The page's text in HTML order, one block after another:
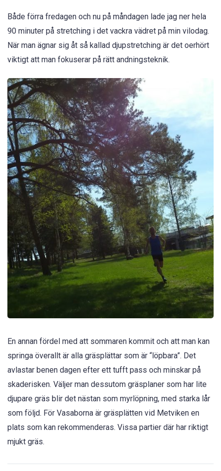
Både förra fredagen och nu på måndagen lade jag ner hela
90 minuter på stretching i det vackra vädret på min vilodag.
När man ägnar sig åt så kallad djupstretching är det oerhört
viktigt att man fokuserar på rätt andningsteknik.
En annan fördel med att sommaren kommit och att man kan
springa överallt är alla gräsplättar som är “löpbara”. Det
avlastar benen dagen efter ett tufft pass och minskar på
skaderisken. Väljer man dessutom gräsplaner som har lite
djupare gräs blir det nästan som myrlöpning, med starka lår
som följd. För Vasaborna är gräsplätten vid Metviken en
plats som kan rekommenderas. Vissa partier där har riktigt
mjukt gräs.